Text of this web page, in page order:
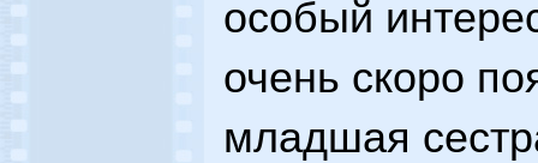
особый
очень скоро
младшая